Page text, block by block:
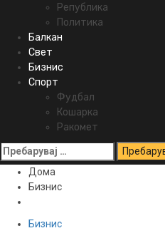
Република
Политика
Балкан
Свет
Бизнис
Спорт
Фудбал
Кошарка
Ракомет
Пребарувај
за:
Дома
Бизнис
Бизнис